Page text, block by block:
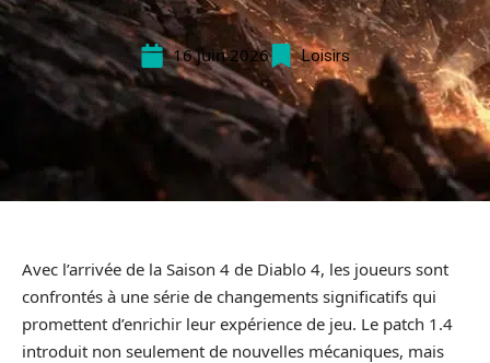
16 juin 2026 Loisirs
Avec l’arrivée de la Saison 4 de Diablo 4, les joueurs sont
confrontés à une série de changements significatifs qui
promettent d’enrichir leur expérience de jeu. Le patch 1.4
introduit non seulement de nouvelles mécaniques, mais